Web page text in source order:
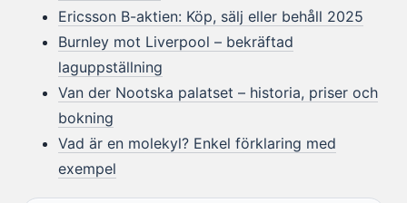
Ericsson B-aktien: Köp, sälj eller behåll 2025
Burnley mot Liverpool – bekräftad
laguppställning
Van der Nootska palatset – historia, priser och
bokning
Vad är en molekyl? Enkel förklaring med
exempel